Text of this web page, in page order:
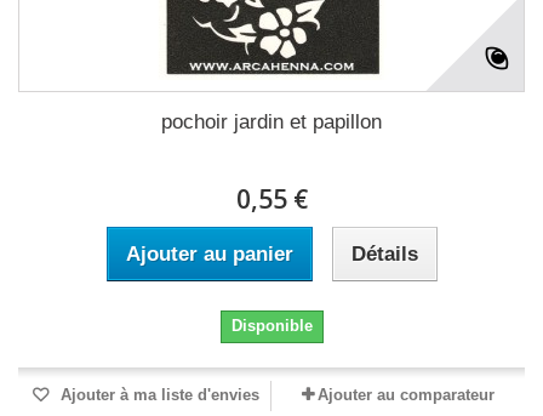
pochoir jardin et papillon
0,55 €
Ajouter au panier Détails
Disponible
Ajouter à ma liste d'envies Ajouter au comparateur